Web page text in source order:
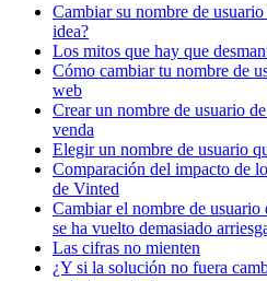
Cambiar su nombre de
idea?
Los mitos que hay que
Cómo cambiar tu nombre de
web
Crear un nombre de usuario
venda
Elegir un nombre de usuario
Comparación del impacto de
de Vinted
Cambiar el nombre de usuario
se ha vuelto demasiado
Las cifras no mienten
¿Y si la solución no fuera